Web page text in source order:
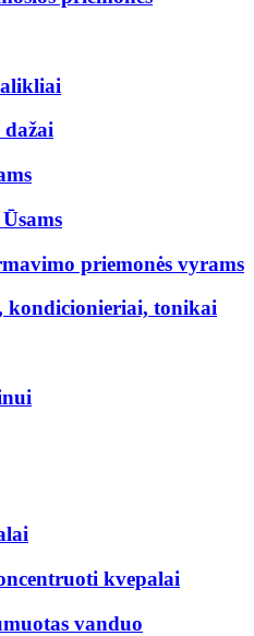
dažai
priemonės vyrams
kondicionieriai, tonikai
kvepalai
vanduo